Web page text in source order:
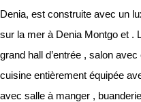
Denia, est construite avec un
sur la mer à Denia Montgo et .
grand hall d’entrée , salon
cuisine entièrement équipée
avec salle à manger ,